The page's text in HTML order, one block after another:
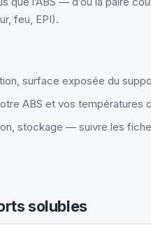
feu, EPI).
surface exposée du
ABS et vos températures
stockage — suivre les
solubles